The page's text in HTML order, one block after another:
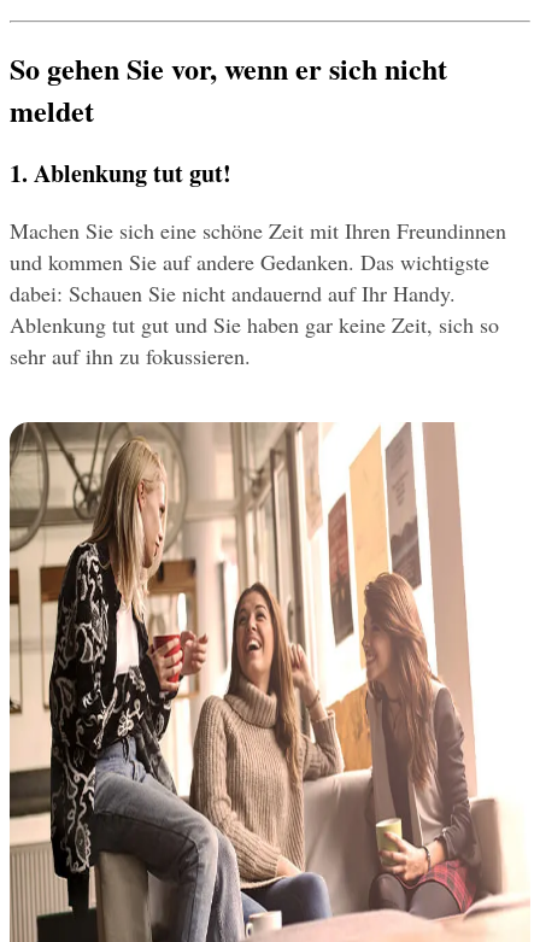
So gehen Sie vor, wenn er sich nicht
meldet
1. Ablenkung tut gut!
Machen Sie sich eine schöne Zeit mit Ihren Freundinnen
und kommen Sie auf andere Gedanken. Das wichtigste
dabei: Schauen Sie nicht andauernd auf Ihr Handy.
Ablenkung tut gut und Sie haben gar keine Zeit, sich so
sehr auf ihn zu fokussieren.